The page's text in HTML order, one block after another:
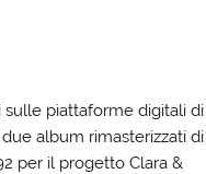
sulle piattaforme digitali di
due album rimasterizzati di
per il progetto Clara &